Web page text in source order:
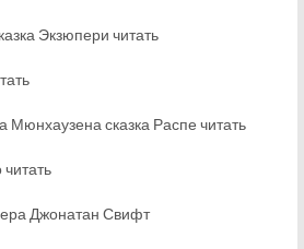
Экзюпери читать
сказка Распе читать
читать
Джонатан Свифт